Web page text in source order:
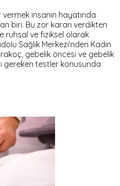
insanın hayatında
biri. Bu zor kararı verdikten
ruhsal ve fiziksel olarak
Sağlık Merkezi’nden Kadın
gebelik öncesi ve gebelik
gereken testler konusunda